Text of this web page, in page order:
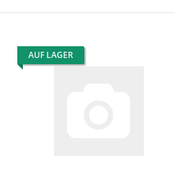
AUF LAGER